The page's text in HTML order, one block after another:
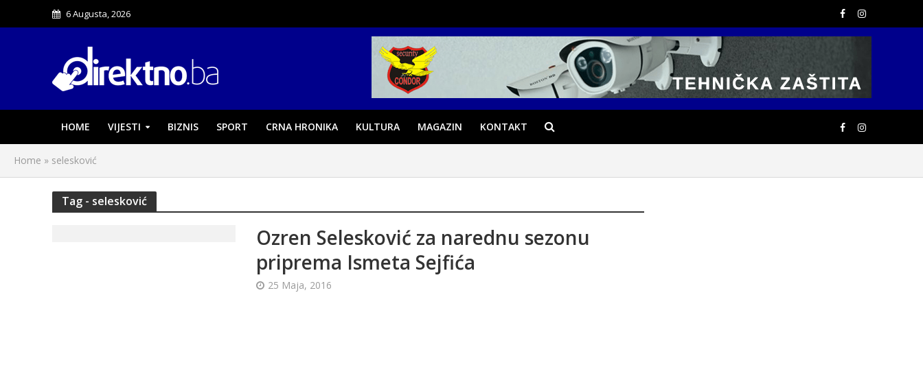
6 Augusta, 2026
HOME VIJESTI BIZNIS SPORT CRNA HRONIKA KULTURA MAGAZIN KONTAKT
Home » selesković
Tag - selesković
Ozren Selesković za narednu sezonu
priprema Ismeta Sejfića
25 Maja, 2016